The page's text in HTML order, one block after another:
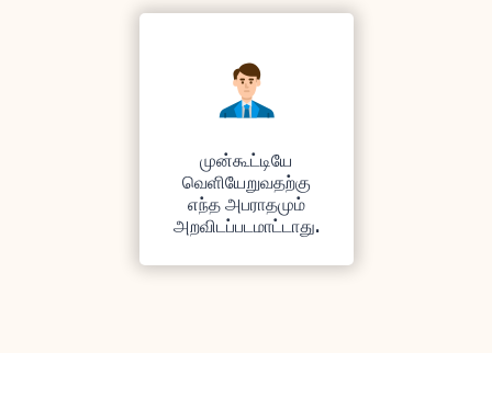
முன்கூட்டியே
வெளியேறுவதற்கு
எந்த அபராதமும்
அறவிடப்படமாட்டாது.